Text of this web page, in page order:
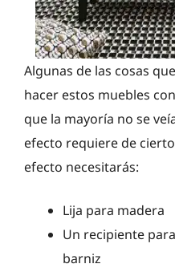
Algunas de las cosas
hacer estos muebles
que la mayoría no se
efecto requiere de
efecto necesitarás:
Lija para madera
Un recipiente
barniz